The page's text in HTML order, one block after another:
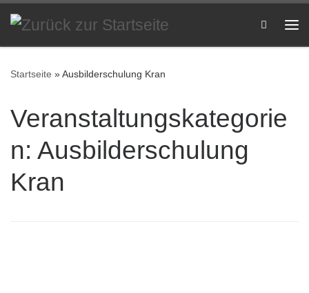
Zum Inhalt springen
Search
Startseite »Ausbilderschulung Kran
Veranstaltungskategorie
n: Ausbilderschulung
Kran